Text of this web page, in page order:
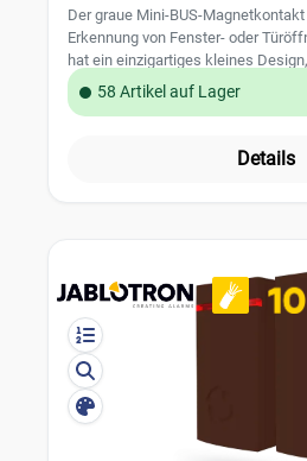
Der graue Mini-BUS-
Erkennung von Fenster- oder
hat ein einzigartiges kleines
gewerbliche Installationen perfekt
Magnetkontakt kommuniziert über
Leistungsmerkmale:
Sicherheitsstufe: Grad 2
50131-2-6
Indoor-General Betriebstemperatur: -
entspricht auch:EN 50130-4, EN
8595614127837
58 Artikel auf Lager
Details